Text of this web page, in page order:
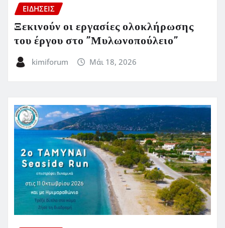
ΕΙΔΗΣΕΙΣ
Ξεκινούν οι εργασίες ολοκλήρωσης
του έργου στο ”Μυλωνοπούλειο”
kimiforum Μάι 18, 2026